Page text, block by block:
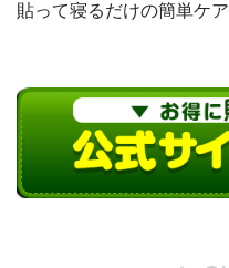
貼って寝るだけの簡単ケ